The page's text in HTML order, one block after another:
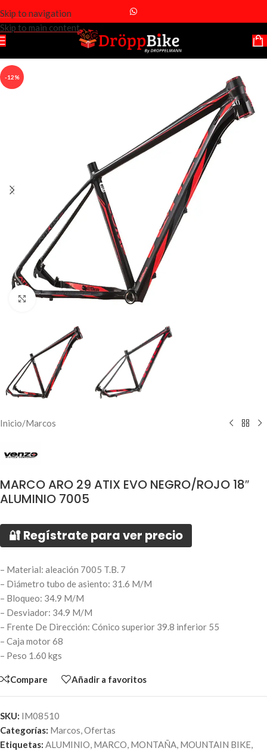
Skip to navigation
Skip to main content
-12%
Click to enlarge
Inicio/Marcos
MARCO ARO 29 ATIX EVO NEGRO/ROJO 18″
ALUMINIO 7005
🔐 Regístrate para ver precio
– Material: aleación 7005 T.B. 7
– Diámetro tubo de asiento: 31.6 M/M
– Bloqueo: 34.9 M/M
– Desviador: 34.9 M/M
– Frente De Dirección: Cónico superior 39.8 inferior 55
– Caja motor 68
– Peso 1.60 kgs
Compare Añadir a favoritos
SKU: IM08510
Categorías: Marcos,Ofertas
Etiquetas: ALUMINIO, MARCO, MONTAÑA, MOUNTAIN BIKE,